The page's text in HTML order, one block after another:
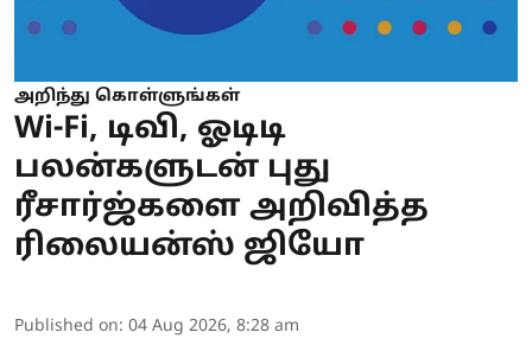
அறிந்து கொள்ளுங்கள்
Wi-Fi, டிவி, ஓடிடி
பலன்களுடன் புது
ரீசார்ஜ்களை அறிவித்த
ரிலையன்ஸ் ஜியோ
Published on: 04 Aug 2026, 8:28 am